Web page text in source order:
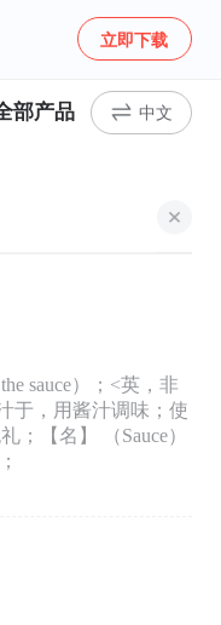
立即下载
部产品 中文
sauce）；<英，非
于，用酱汁调味；使
【名】 （Sauce）